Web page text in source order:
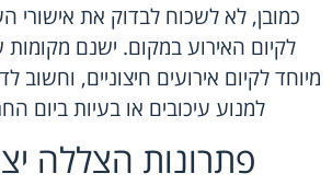
כמובן, לא לשכוח לבדוק את אישורי
לקיום האירוע במקום. ישנם מקומות
מיוחד לקיום אירועים חיצוניים, וחשוב
למנוע עיכובים או בעיות ביום
פתרונות הצללה